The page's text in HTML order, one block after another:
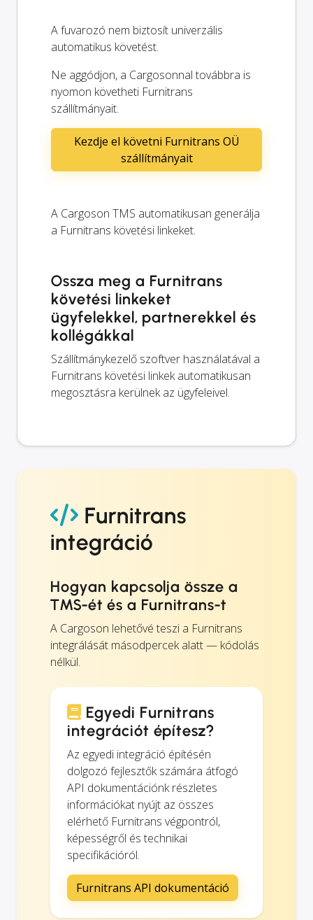
A fuvarozó nem biztosít univerzális
automatikus követést.
Ne aggódjon, a Cargosonnal továbbra is
nyomon követheti Furnitrans
szállítmányait.
Kezdje el követni Furnitrans OÜ
szállítmányait
A Cargoson TMS automatikusan generálja
a Furnitrans követési linkeket.
Ossza meg a Furnitrans
követési linkeket
ügyfelekkel, partnerekkel és
kollégákkal
Szállítmánykezelő szoftver használatával a
Furnitrans követési linkek automatikusan
megosztásra kerülnek az ügyfeleivel.
Furnitrans
integráció
Hogyan kapcsolja össze a
TMS-ét és a Furnitrans-t
A Cargoson lehetővé teszi a Furnitrans
integrálását másodpercek alatt — kódolás
nélkül.
Egyedi Furnitrans
integrációt építesz?
Az egyedi integráció építésén
dolgozó fejlesztők számára átfogó
API dokumentációnk részletes
információkat nyújt az összes
elérhető Furnitrans végpontról,
képességről és technikai
specifikációról.
Furnitrans API dokumentáció